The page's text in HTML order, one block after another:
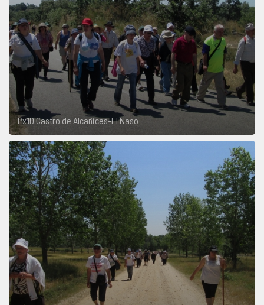
Px1D Castro de Alcañices-El Naso